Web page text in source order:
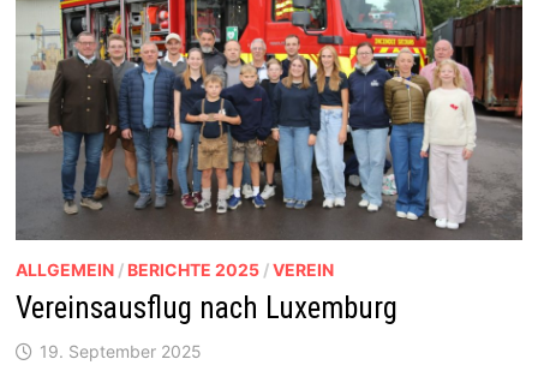
ALLGEMEIN/ BERICHTE 2025/VEREIN
Vereinsausflug nach Luxemburg
19. September 2025